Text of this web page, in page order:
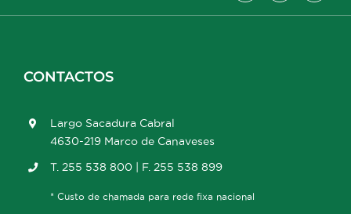
CONTACTOS
Largo Sacadura Cabral
4630-219 Marco de Canaveses
T. 255 538 800 | F. 255 538 899
* Custo de chamada para rede fixa nacional